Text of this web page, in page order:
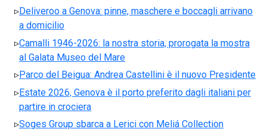
Deliveroo a Genova: pinne, maschere e boccagli arrivano
a domicilio
Camalli 1946-2026: la nostra storia, prorogata la mostra
al Galata Museo del Mare
Parco del Beigua: Andrea Castellini è il nuovo Presidente
Estate 2026, Genova è il porto preferito dagli italiani per
partire in crociera
Soges Group sbarca a Lerici con Meliá Collection